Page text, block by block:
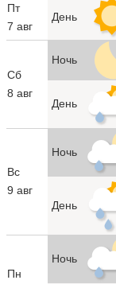
Пт
7 авг
День
Сб
8 авг
Ночь
День
Вс
9 авг
Ночь
День
Пн
Ночь